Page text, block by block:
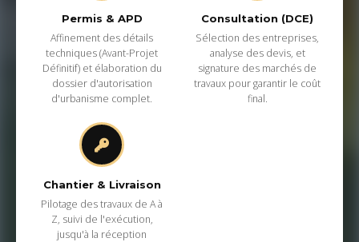
Permis & APD
Affinement des détails
techniques (Avant-Projet
Définitif) et élaboration du
dossier d'autorisation
d'urbanisme complet.
Consultation (DCE)
Sélection des entreprises,
analyse des devis, et
signature des marchés de
travaux pour garantir le coût
final.
Chantier & Livraison
Pilotage des travaux de A à
Z, suivi de l'exécution,
jusqu'à la réception